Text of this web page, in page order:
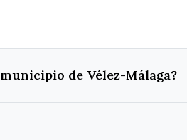
de Vélez-Málaga?